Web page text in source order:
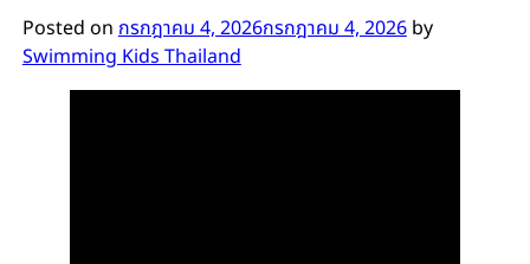
Posted onกรกฎาคม 4, 2026กรกฎาคม 4, 2026by
Swimming Kids Thailand